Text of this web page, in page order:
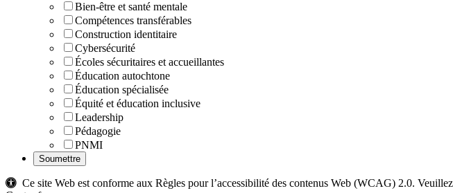
Bien-être et santé mentale
Compétences transférables
Construction identitaire
Cybersécurité
Écoles sécuritaires et accueillantes
Éducation autochtone
Éducation spécialisée
Équité et éducation inclusive
Leadership
Pédagogie
PNMI
Ce site Web est conforme aux Règles pour l’accessibilité des contenus Web (WCAG) 2.0. Veuillez